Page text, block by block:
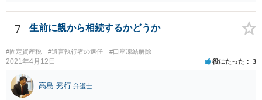
っていない部分については請求すればいいと思います。 なお、家賃に
ついては、お父様自身が遺産分割手続をしなかったのですから、あき
7 生前に親から相続するかどうか
#固定資産税 #遺言執行者の選任 #口座凍結解除
2021年4月12日 役にたった 3
高島 秀行 弁護士